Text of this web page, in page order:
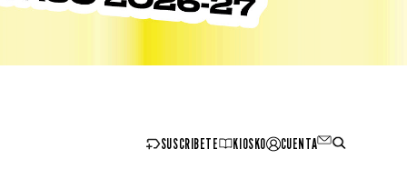
SUSCRIBETE KIOSKO CUENTA